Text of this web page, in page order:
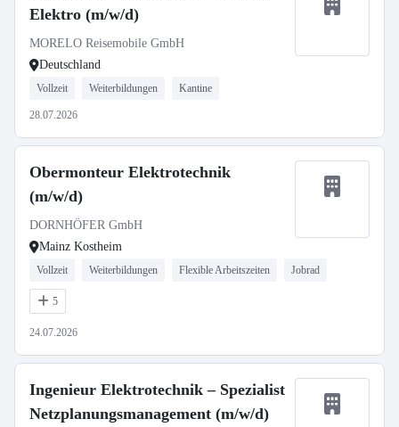
Elektro (m/w/d)
MORELO Reisemobile GmbH
Deutschland
Vollzeit Weiterbildungen Kantine
28.07.2026
Obermonteur Elektrotechnik
(m/w/d)
DORNHÖFER GmbH
Mainz Kostheim
Vollzeit Weiterbildungen Flexible Arbeitszeiten Jobrad
5
24.07.2026
Ingenieur Elektrotechnik – Spezialist
Netzplanungsmanagement (m/w/d)